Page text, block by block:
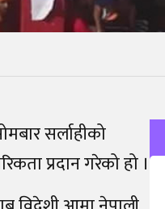
सर्लाहीको
प्रदान गरेको हो ।